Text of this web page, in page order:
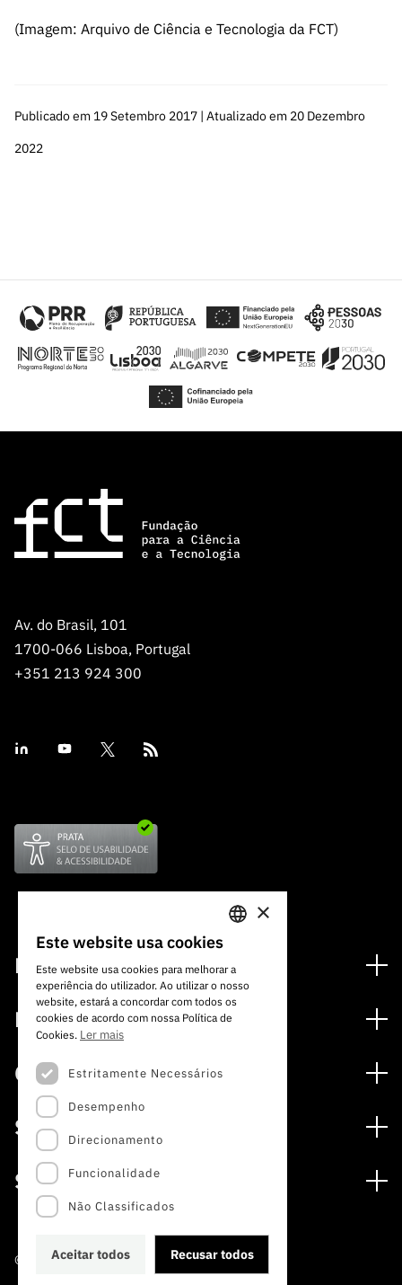
Digital” e
“Ciência +
(Imagem: Arquivo de Ciência e Tecnologia da FCT)
Publicado em 19 Setembro 2017 | Atualizado em 20 Dezembro
2022
Av. do Brasil, 101
1700-066 Lisboa, Portugal
+351 213 924 300
Financiamento
Programas de Financiamento
Internacional
Prémios
Media
Notas de Imprensa
Subscrever Newsletter
Subscrever Direct Mail de Concursos
Agenda
Publicações
Concursos
Concursos Abertos
Concursos Previstos
Concursos Fechados
Calendarização FCT 2026
Serviços
Serviços digitais: Tecnologia para o Conhecimento
Arquivo, Documentação e Informação
Acesso a dados estatísticos para fins científicos –
Sobre
A FCT
Estudos e Planeamento Estratégico
Documentos de Gestão
©2022 · Fundação para a Ciência e a Tecnologia
PORTUGUESE
ENGLISH
×
Este website usa cookies
Este website usa cookies para melhorar a
experiência do utilizador. Ao utilizar o nosso
website, estará a concordar com todos os
cookies de acordo com nossa Política de
Cookies. Ler mais
Estritamente Necessários
Desempenho
Direcionamento
Funcionalidade
Não Classificados
Aceitar todos Recusar todos